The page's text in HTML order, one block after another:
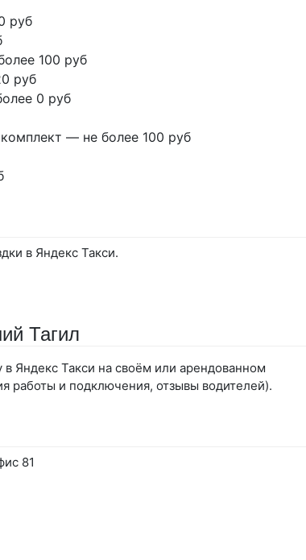
руб
100 руб
руб
0 руб
— не более 100 руб
в Яндекс Такси.
Тагил
Яндекс Такси на своём или арендованном
работы и подключения, отзывы водителей).
81